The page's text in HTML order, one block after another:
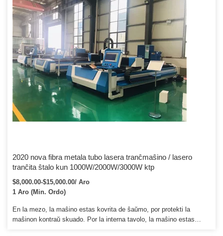
potenco (norma agordo) 60W, 80W, 100W, 130W, 150W
(maksimume 6000 horoj.
2020 nova fibra metala tubo lasera tranĉmaŝino / lasero
tranĉita ŝtalo kun 1000W/2000W/3000W ktp
$8,000.00-$15,000.00/ Aro
1 Aro (Min. Ordo)
En la mezo, la maŝino estas kovrita de ŝaŭmo, por protekti la
maŝinon kontraŭ skuado. Por la interna tavolo, la maŝino estas